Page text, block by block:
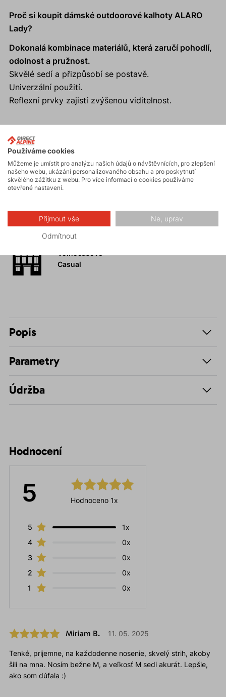
Proč si koupit dámské outdoorové kalhoty ALARO
Lady?
Dokonalá kombinace materiálů, která zaručí pohodlí,
odolnost a pružnost.
Skvělé sedí a přizpůsobí se postavě.
Univerzální použití.
Reflexní prvky zajistí zvýšenou viditelnost.
Aktivity
Turistika
Hiking
Volnočasové –
Casual
Popis
Parametry
Údržba
Hodnocení
5 Hodnoceno 1x
5
1x
4
0x
3
0x
2
0x
1
0x
Miriam B. 11. 05. 2025
Tenké, prijemne, na každodenne nosenie, skvelý strih, akoby
šili na mna. Nosím bežne M, a veľkosť M sedi akurát. Lepšie,
ako som dúfala :)
Používáme cookies
Můžeme je umístit pro analýzu našich údajů o návštěvnících, pro zlepšení
našeho webu, ukázání personalizovaného obsahu a pro poskytnutí
skvělého zážitku z webu. Pro více informací o cookies používáme
otevřené nastavení.
Přijmout vše Ne, uprav
Odmítnout